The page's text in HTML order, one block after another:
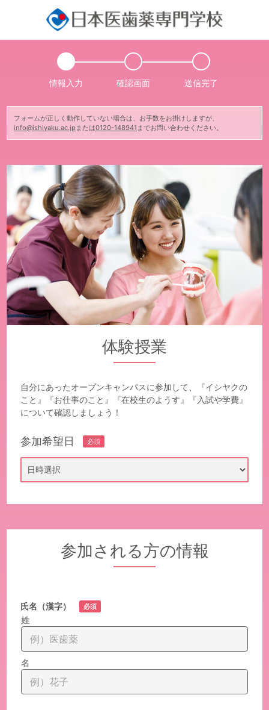
情報入力 確認画面 送信完了
フォームが正しく動作していない場合は、お手数をお掛けしますが、
info@ishiyaku.ac.jpまたは0120-148941 までお問い合わせください。
体験授業
自分にあったオープンキャンパスに参加して、『イシヤクの
こと』『お仕事のこと』
『在校生のようす』『入試や学費』
について確認しましょう！
参加希望日 必須
参加される方の情報
氏名（漢字） 必須
姓
名